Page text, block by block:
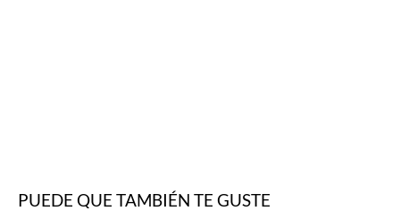
PUEDE QUE TAMBIÉN TE GUSTE